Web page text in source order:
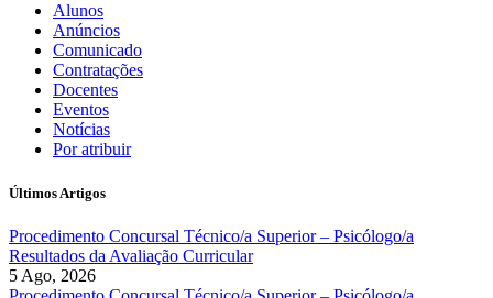
Alunos
Anúncios
Comunicado
Contratações
Docentes
Eventos
Notícias
Por atribuir
Últimos Artigos
Procedimento Concursal Técnico/a Superior – Psicólogo/a
Resultados da Avaliação Curricular
5 Ago, 2026